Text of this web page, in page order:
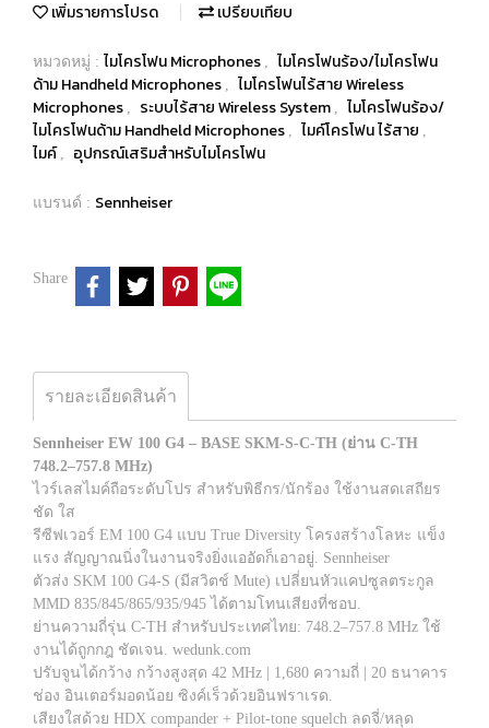
เพิ่มรายการโปรด เปรียบเทียบ
หมวดหมู่ : ไมโครโฟน Microphones , ไมโครโฟนร้อง/ไมโครโฟน
ด้าม Handheld Microphones , ไมโครโฟนไร้สาย Wireless
Microphones , ระบบไร้สาย Wireless System , ไมโครโฟนร้อง/
ไมโครโฟนด้าม Handheld Microphones , ไมค์โครโฟน ไร้สาย ,
ไมค์ , อุปกรณ์เสริมสำหรับไมโครโฟน
แบรนด์ : Sennheiser
Share
รายละเอียดสินค้า
Sennheiser EW 100 G4 – BASE SKM-S-C-TH (ย่าน C-TH
748.2–757.8 MHz)
ไวร์เลสไมค์ถือระดับโปร สำหรับพิธีกร/นักร้อง ใช้งานสดเสถียร
ชัด ใส
รีซีฟเวอร์ EM 100 G4 แบบ True Diversity โครงสร้างโลหะ แข็ง
แรง สัญญาณนิ่งในงานจริงยิ่งแออัดก็เอาอยู่. Sennheiser
ตัวส่ง SKM 100 G4-S (มีสวิตช์ Mute) เปลี่ยนหัวแคปซูลตระกูล
MMD 835/845/865/935/945 ได้ตามโทนเสียงที่ชอบ.
ย่านความถี่รุ่น C-TH สำหรับประเทศไทย: 748.2–757.8 MHz ใช้
งานได้ถูกกฎ ชัดเจน. wedunk.com
ปรับจูนได้กว้าง กว้างสูงสุด 42 MHz | 1,680 ความถี่ | 20 ธนาคาร
ช่อง อินเตอร์มอดน้อย ซิงค์เร็วด้วยอินฟราเรด.
เสียงใสด้วย HDX compander + Pilot-tone squelch ลดจี่/หลุด